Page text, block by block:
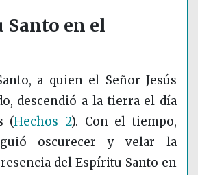
Santo en el
a quien el Señor Jesús
descendió a la tierra el día
(Hechos 2). Con el tiempo,
oscurecer y velar la
del Espíritu Santo en